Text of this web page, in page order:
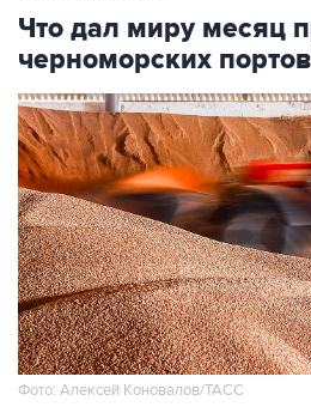
Что дал миру месяц
черноморских портов
Фото: Алексей Коновалов/ТАСС